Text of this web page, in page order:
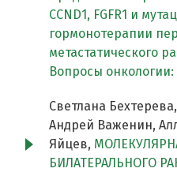
CCND1, FGFR1 и
гормонотерапии
метастатического
Вопросы
Светлана
Андрей Важенин,
Яйцев,
БИЛАТЕРАЛЬНОГО